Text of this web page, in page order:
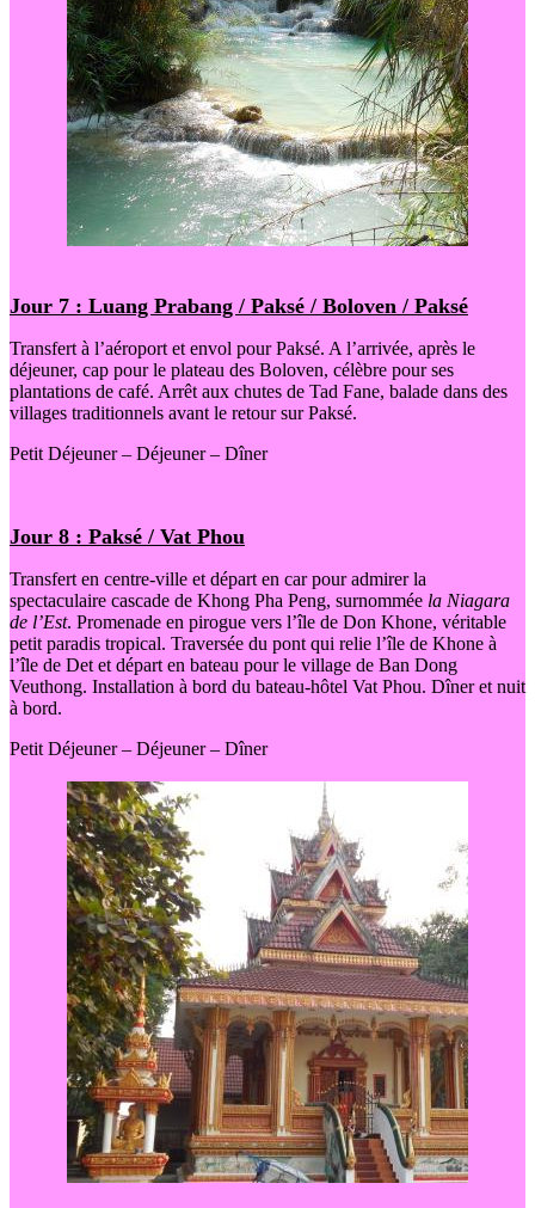
Jour 7 : Luang Prabang / Paksé / Boloven / Paksé
Transfert à l’aéroport et envol pour Paksé. A l’arrivée, après le
déjeuner, cap pour le plateau des Boloven, célèbre pour ses
plantations de café. Arrêt aux chutes de Tad Fane, balade dans des
villages traditionnels avant le retour sur Paksé.
Petit Déjeuner – Déjeuner – Dîner
Jour 8 : Paksé / Vat Phou
Transfert en centre-ville et départ en car pour admirer la
spectaculaire cascade de Khong Pha Peng, surnommée la Niagara
de l’Est. Promenade en pirogue vers l’île de Don Khone, véritable
petit paradis tropical. Traversée du pont qui relie l’île de Khone à
l’île de Det et départ en bateau pour le village de Ban Dong
Veuthong. Installation à bord du bateau-hôtel Vat Phou. Dîner et nuit
à bord.
Petit Déjeuner – Déjeuner – Dîner